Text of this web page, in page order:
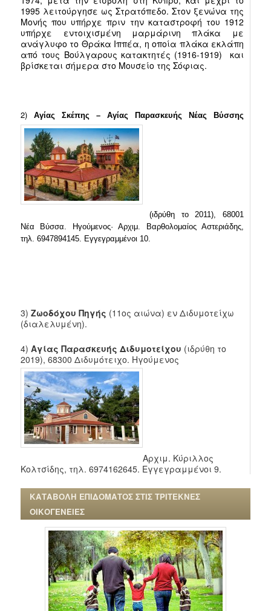
1995 λειτούργησε ως Στρατόπεδο. Στον ξενώνα της
Μονής που υπήρχε πριν την καταστροφή του 1912
υπήρχε εντοιχισμένη μαρμάρινη πλάκα με
ανάγλυφο το Θράκα Ιππέα, η οποία πλάκα εκλάπη
από τους Βούλγαρους κατακτητές (1916-1919) και
βρίσκεται σήμερα στο Μουσείο τηςΣόφιας.
2)Αγίας Σκέπης – Αγίας Παρασκευής Νέας Βύσσης
(ιδρύθη το 2011), 68001
Νέα Βύσσα. Ηγούμενος·Αρχιμ. Βαρθολομαίος Αστεριάδης,
τηλ. 6947894145. Εγγεγραμμένοι 10.
3)Ζωοδόχου Πηγής (11ος αιώνα) εν Διδυμοτείχω
(διαλελυμένη).
4)Αγίας Παρασκευής Διδυμοτείχου (ιδρύθη το
2019), 68300 Διδυμότειχο. Ηγούμενος
Αρχιμ. Κύριλλος
Κολτσίδης, τηλ. 6974162645. Εγγεγραμμένοι 9.
ΚΑΤΑΒΟΛΗ ΕΠΙΔΟΜΑΤΟΣ ΣΤΙΣ ΤΡΙΤΕΚΝΕΣ
ΟΙΚΟΓΕΝΕΙΕΣ